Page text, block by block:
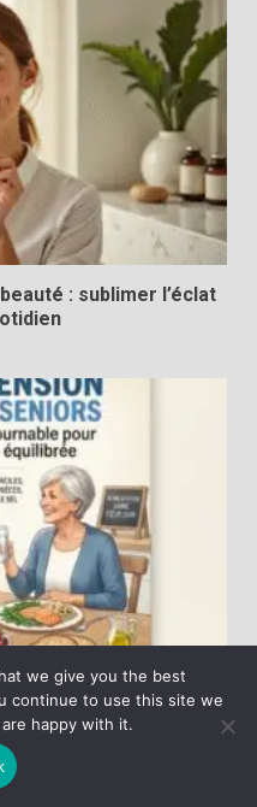
: sublimer l’éclat
guide essentiel pour
we give you the best
continue to use this site we
happy with it.